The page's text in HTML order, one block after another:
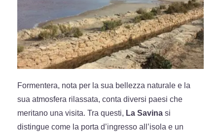
Formentera, nota per la sua bellezza naturale e la
sua atmosfera rilassata, conta diversi paesi che
meritano una visita. Tra questi, La Savina si
distingue come la porta d’ingresso all’isola e un